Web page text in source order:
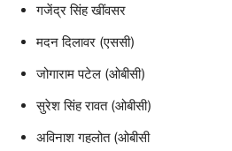
गजेंद्र सिंह खींवसर
मदन दिलावर (एससी)
जोगाराम पटेल (ओबीसी)
सुरेश सिंह रावत (ओबीसी)
अविनाश गहलोत (ओबीसी